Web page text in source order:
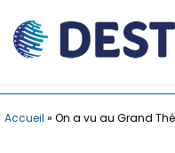
Accueil » On a vu au Grand